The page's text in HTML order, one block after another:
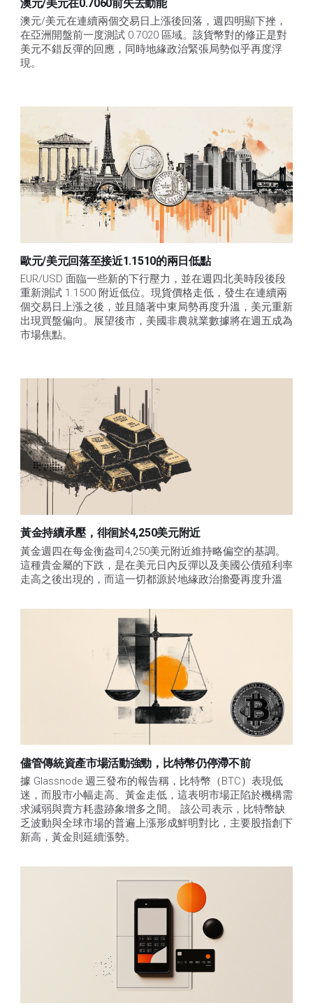
澳元/美元在0.7060前失去動能
澳元/美元在連續兩個交易日上漲後回落，週四明顯下挫，
在亞洲開盤前一度測試 0.7020 區域。該貨幣對的修正是對
美元不錯反彈的回應，同時地緣政治緊張局勢似乎再度浮
現。
歐元/美元回落至接近1.1510的兩日低點
EUR/USD 面臨一些新的下行壓力，並在週四北美時段後段
重新測試 1.1500 附近低位。現貨價格走低，發生在連續兩
個交易日上漲之後，並且隨著中東局勢再度升溫，美元重新
出現買盤偏向。展望後市，美國非農就業數據將在週五成為
市場焦點。
黃金持續承壓，徘徊於4,250美元附近
黃金週四在每金衡盎司4,250美元附近維持略偏空的基調。
這種貴金屬的下跌，是在美元日內反彈以及美國公債殖利率
走高之後出現的，而這一切都源於地緣政治擔憂再度升溫
儘管傳統資產市場活動強勁，比特幣仍停滯不前
據 Glassnode 週三發布的報告稱，比特幣（BTC）表現低
迷，而股市小幅走高、黃金走低，這表明市場正陷於機構需
求減弱與賣方耗盡跡象增多之間。 該公司表示，比特幣缺
乏波動與全球市場的普遍上漲形成鮮明對比，主要股指創下
新高，黃金則延續漲勢。